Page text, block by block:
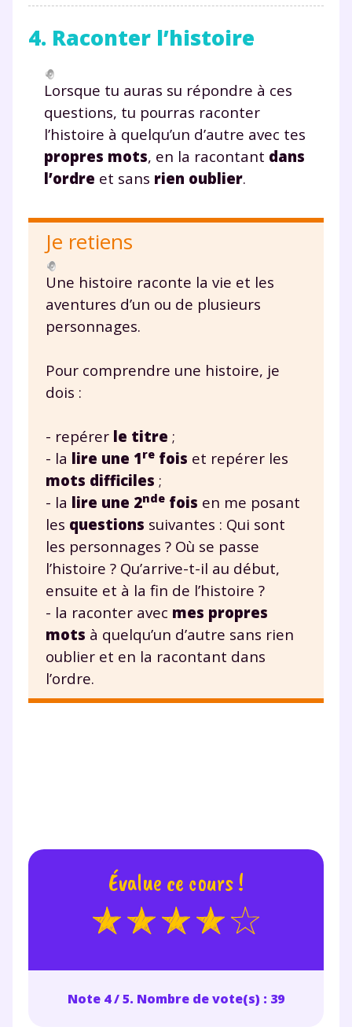
4. Raconter l’histoire
Lorsque tu auras su répondre à ces
questions, tu pourras raconter
l’histoire à quelqu’un d’autre avec tes
propres mots, en la racontant dans
l’ordre et sans rien oublier.
Je retiens
Une histoire raconte la vie et les
aventures d’un ou de plusieurs
personnages.
Pour comprendre une histoire, je
dois :
- repérer le titre ;
- la lire une 1re fois et repérer les
mots difficiles ;
- la lire une 2nde fois en me posant
les questions suivantes : Qui sont
les personnages ? Où se passe
l’histoire ? Qu’arrive-t-il au début,
ensuite et à la fin de l’histoire ?
- la raconter avec mes propres
mots à quelqu’un d’autre sans rien
oublier et en la racontant dans
l’ordre.
Évalue ce cours !
Note 4 / 5. Nombre de vote(s) : 39
Envie de progresser
année scolaire ?
Testez gratuitement
pendant 24h notre
plateforme de soutien
scolaire !
Fiches de cours et vidéos,exercices
corrigés,podcasts de révisions
suivre les progrès
Tout le programme scolaire du CP à
Des profs expérimentés disponibles
à la demande par tchat, audio ou
vidéo
TESTER GRATUITEMENT
* Votre code d'accès sera envoyé à cette adresse e-mail. En
renseignant votre e-mail, vous consentez à ce que vos
données à caractère personnel soient traitées par SEJER, sous
la marque myMaxicours, afin que SEJER puisse vous donner
accès au service de soutien scolaire pendant 24h. Pour en
savoir plus sur la gestion de vos données personnelles et
pour exercer vos droits, vous pouvez consulter
désinscription présent dans chaque newsletter. Pour
personnelles et pour exercer vos droits, vous pouvez